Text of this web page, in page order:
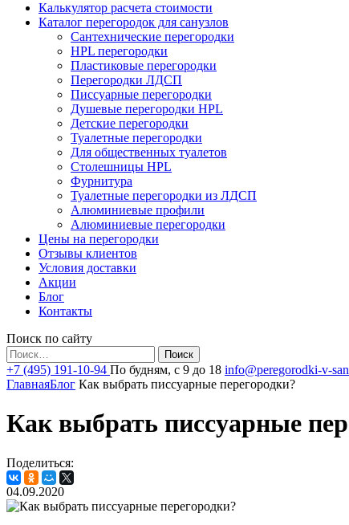
Калькулятор расчета стоимости
Каталог перегородок для санузлов
Сантехнические перегородки
HPL перегородки
Пластиковые перегородки
Перегородки ЛДСП
Писсуарные перегородки
Душевые перегородки HPL
Детские перегородки
Туалетные перегородки
Для общественных туалетов
Столешницы HPL
Фурнитура
Туалетные перегородки из ЛДСП
Алюминиевые профили
Алюминиевые перегородки
Цены на перегородки
Отзывы клиентов
Условия доставки
Акции
Блог
Контакты
Поиск по сайту
Найти:
+7 (495) 191-10-94 По будням, с 9 до 18 info@peregorodki-v-
ГлавнаяБлог Как выбрать писсуарные перегородки?
Как выбрать писсуарные
Поделиться:
04.09.2020